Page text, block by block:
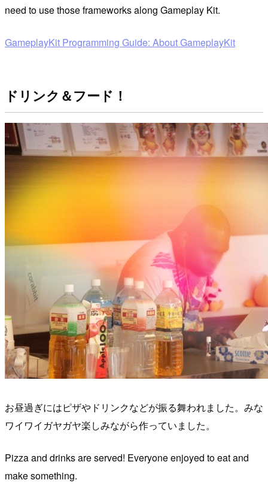
need to use those frameworks along Gameplay Kit.
GameplayKit Programming Guide: About GameplayKit
ドリンク＆フード！
お昼過ぎにはピザやドリンクなどが振る舞われました。みな
ワイワイガヤガヤ楽しみながら作っていました。
Pizza and drinks are served! Everyone enjoyed to eat and
make something.